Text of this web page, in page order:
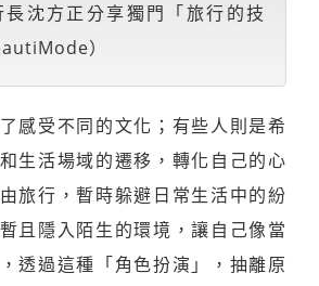
沈方正分享獨門「旅行的技
）
感受不同的文化；有些人則是希
生活場域的遷移，轉化自己的心
旅行，暫時躲避日常生活中的紛
且隱入陌生的環境，讓自己像當
透過這種「角色扮演」，抽離原